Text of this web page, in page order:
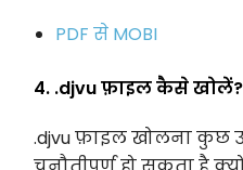
PDF से MOBI
4. .djvu फ़ाइल कैसे खोलें?
.djvu फ़ाइल खोलना कुछ